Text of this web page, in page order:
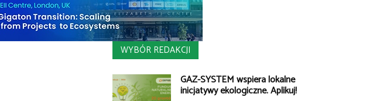
WYBÓR REDAKCJI
GAZ-SYSTEM wspiera lokalne
inicjatywy ekologiczne. Aplikuj!